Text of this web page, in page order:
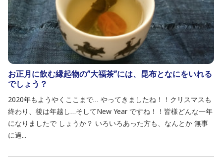
お正月に飲む縁起物の”大福茶”には、昆布となにをいれる
でしょう？
2020年もようやくここまで… やってきましたね！！クリスマスも
終わり、後は年越し…そしてNew Year ですね！！皆様どんな一年
になりましたで しょうか？ いろいろあった方も、なんとか 無事
に過...